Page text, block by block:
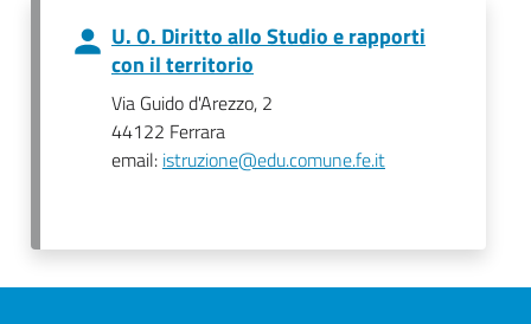
U. O. Diritto allo Studio e rapporti
con il territorio
Via Guido d'Arezzo, 2
44122 Ferrara
email: istruzione@edu.comune.fe.it